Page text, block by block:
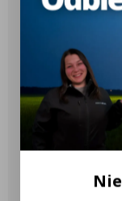
ciągników
Nasza
Twojej